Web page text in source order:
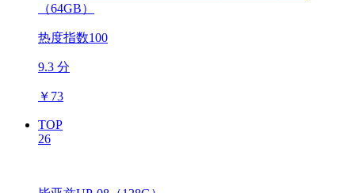
（64GB）
热度指数100
9.3 分
￥ 73
TOP
26